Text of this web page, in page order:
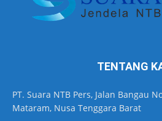
TENTANG
PT. Suara NTB Pers, Jalan Bangau
Mataram, Nusa Tenggara Barat